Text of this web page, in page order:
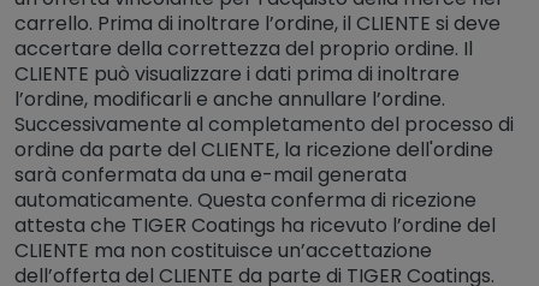
carrello. Prima di inoltrare l’ordine, il CLIENTE si deve
accertare della correttezza del proprio ordine. Il
CLIENTE può visualizzare i dati prima di inoltrare
l’ordine, modificarli e anche annullare l’ordine.
Successivamente al completamento del processo di
ordine da parte del CLIENTE, la ricezione dell'ordine
sarà confermata da una e-mail generata
automaticamente. Questa conferma di ricezione
attesta che TIGER Coatings ha ricevuto l’ordine del
CLIENTE ma non costituisce un’accettazione
dell’offerta del CLIENTE da parte di TIGER Coatings.